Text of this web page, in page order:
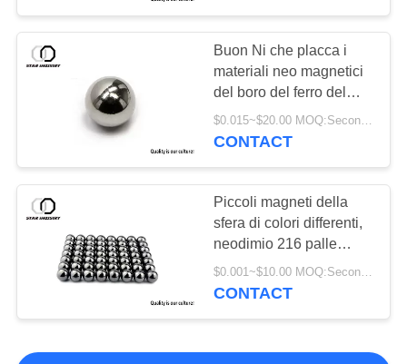
magnete del vaso
Strati magnetici
flessibili
20
Buon Ni che placca i
materiali neo magnetici
del boro del ferro del
neodimio della sfera
N52
$0.015~$20.00 MOQ:Secondo il diametro, il rivestimento e l'imballaggio della sfera
CONTACT
Piccoli magneti della
sfera di colori differenti,
neodimio 216 palle
magnetiche
$0.001~$10.00 MOQ:Secondo rivestimento e l'imballaggio di superficie
CONTACT